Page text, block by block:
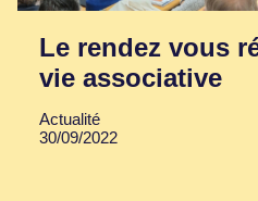
Le rendez vous
vie associative
Actualité
30/09/2022